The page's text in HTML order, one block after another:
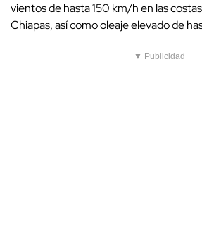
vientos de hasta 150 km/h en las
Chiapas, así como oleaje elevado de
▼ Publicidad